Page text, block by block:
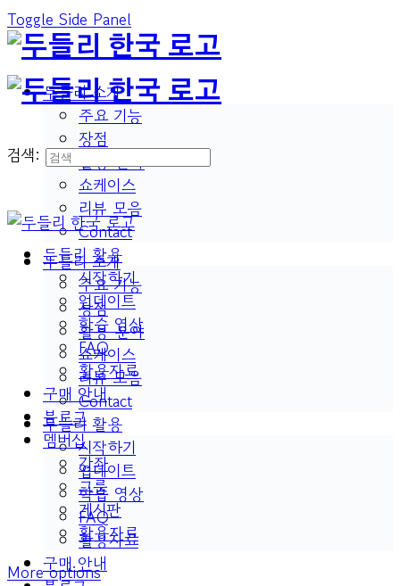
Toggle Side Panel
두들리 소개
주요 기능
장점
활용 분야
쇼케이스
리뷰 모음
Contact
두들리 활용
시작하기
업데이트
학습 영상
FAQ
활용자료
구매 안내
블로그
멤버십
강좌
그룹
게시판
활용자료
More options
검색:
두들리 소개
주요 기능
장점
활용 분야
쇼케이스
리뷰 모음
Contact
두들리 활용
시작하기
업데이트
학습 영상
FAQ
활용자료
구매 안내